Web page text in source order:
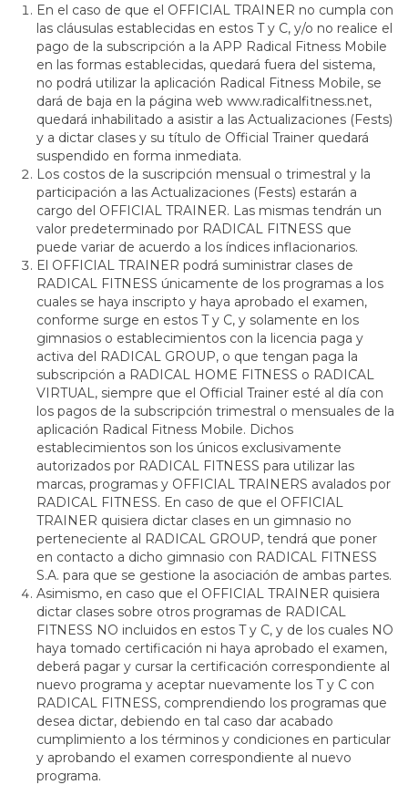
En el caso de que el OFFICIAL TRAINER no cumpla con
las cláusulas establecidas en estos T y C, y/o no realice el
pago de la subscripción a la APP Radical Fitness Mobile
en las formas establecidas, quedará fuera del sistema,
no podrá utilizar la aplicación Radical Fitness Mobile, se
dará de baja en la página web www.radicalfitness.net,
quedará inhabilitado a asistir a las Actualizaciones (Fests)
y a dictar clases y su título de Official Trainer quedará
suspendido en forma inmediata.
Los costos de la suscripción mensual o trimestral y la
participación a las Actualizaciones (Fests) estarán a
cargo del OFFICIAL TRAINER. Las mismas tendrán un
valor predeterminado por RADICAL FITNESS que
puede variar de acuerdo a los índices inflacionarios.
El OFFICIAL TRAINER podrá suministrar clases de
RADICAL FITNESS únicamente de los programas a los
cuales se haya inscripto y haya aprobado el examen,
conforme surge en estos T y C, y solamente en los
gimnasios o establecimientos con la licencia paga y
activa del RADICAL GROUP, o que tengan paga la
subscripción a RADICAL HOME FITNESS o RADICAL
VIRTUAL, siempre que el Official Trainer esté al día con
los pagos de la subscripción trimestral o mensuales de la
aplicación Radical Fitness Mobile. Dichos
establecimientos son los únicos exclusivamente
autorizados por RADICAL FITNESS para utilizar las
marcas, programas y OFFICIAL TRAINERS avalados por
RADICAL FITNESS. En caso de que el OFFICIAL
TRAINER quisiera dictar clases en un gimnasio no
perteneciente al RADICAL GROUP, tendrá que poner
en contacto a dicho gimnasio con RADICAL FITNESS
S.A. para que se gestione la asociación de ambas partes.
Asimismo, en caso que el OFFICIAL TRAINER quisiera
dictar clases sobre otros programas de RADICAL
FITNESS NO incluidos en estos T y C, y de los cuales NO
haya tomado certificación ni haya aprobado el examen,
deberá pagar y cursar la certificación correspondiente al
nuevo programa y aceptar nuevamente los T y C con
RADICAL FITNESS, comprendiendo los programas que
desea dictar, debiendo en tal caso dar acabado
cumplimiento a los términos y condiciones en particular
y aprobando el examen correspondiente al nuevo
programa.